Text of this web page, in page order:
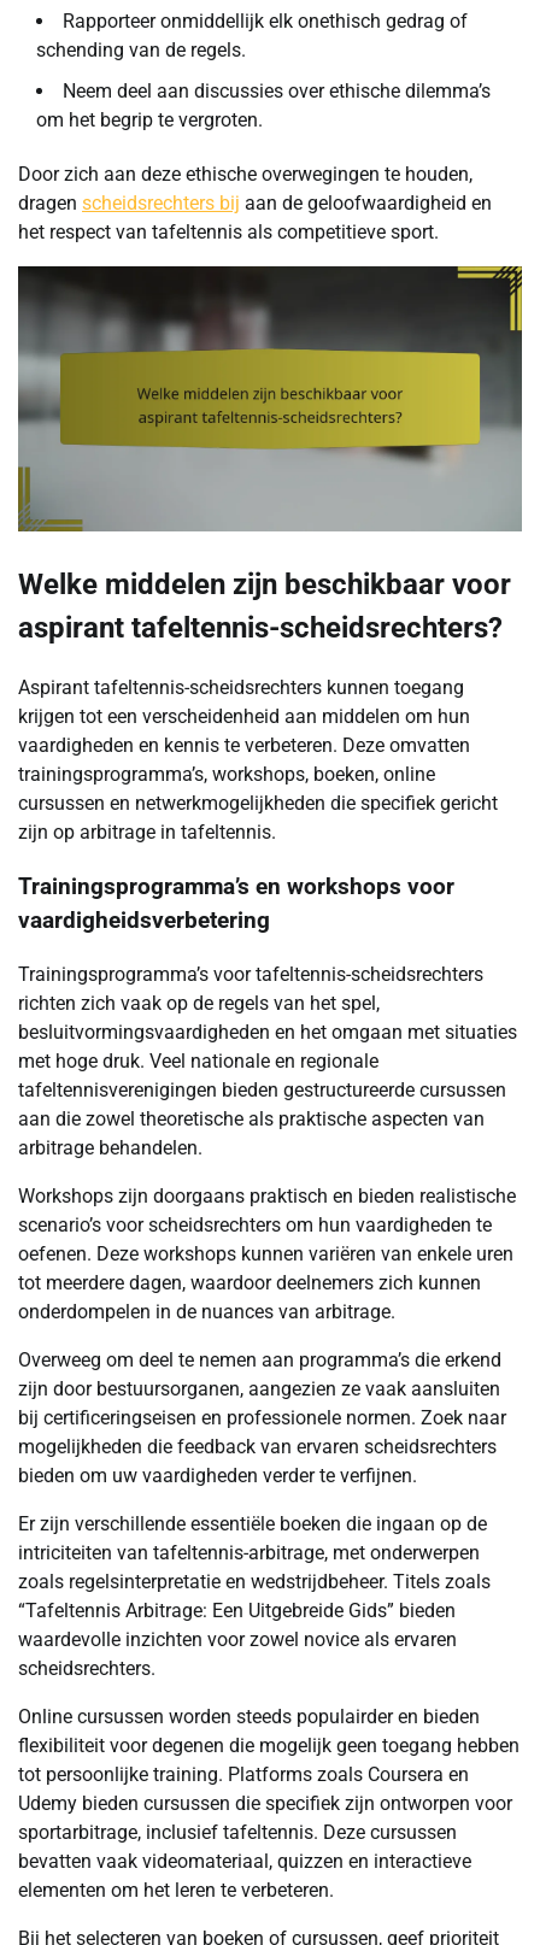
Rapporteer onmiddellijk elk onethisch gedrag of
schending van de regels.
Neem deel aan discussies over ethische dilemma’s
om het begrip te vergroten.
Door zich aan deze ethische overwegingen te houden,
dragen scheidsrechters bij aan de geloofwaardigheid en
het respect van tafeltennis als competitieve sport.
Welke middelen zijn beschikbaar voor
aspirant tafeltennis-scheidsrechters?
Aspirant tafeltennis-scheidsrechters kunnen toegang
krijgen tot een verscheidenheid aan middelen om hun
vaardigheden en kennis te verbeteren. Deze omvatten
trainingsprogramma’s, workshops, boeken, online
cursussen en netwerkmogelijkheden die specifiek gericht
zijn op arbitrage in tafeltennis.
Trainingsprogramma’s en workshops voor
vaardigheidsverbetering
Trainingsprogramma’s voor tafeltennis-scheidsrechters
richten zich vaak op de regels van het spel,
besluitvormingsvaardigheden en het omgaan met situaties
met hoge druk. Veel nationale en regionale
tafeltennisverenigingen bieden gestructureerde cursussen
aan die zowel theoretische als praktische aspecten van
arbitrage behandelen.
Workshops zijn doorgaans praktisch en bieden realistische
scenario’s voor scheidsrechters om hun vaardigheden te
oefenen. Deze workshops kunnen variëren van enkele uren
tot meerdere dagen, waardoor deelnemers zich kunnen
onderdompelen in de nuances van arbitrage.
Overweeg om deel te nemen aan programma’s die erkend
zijn door bestuursorganen, aangezien ze vaak aansluiten
bij certificeringseisen en professionele normen. Zoek naar
mogelijkheden die feedback van ervaren scheidsrechters
bieden om uw vaardigheden verder te verfijnen.
Er zijn verschillende essentiële boeken die ingaan op de
intriciteiten van tafeltennis-arbitrage, met onderwerpen
zoals regelsinterpretatie en wedstrijdbeheer. Titels zoals
“Tafeltennis Arbitrage: Een Uitgebreide Gids” bieden
waardevolle inzichten voor zowel novice als ervaren
scheidsrechters.
Online cursussen worden steeds populairder en bieden
flexibiliteit voor degenen die mogelijk geen toegang hebben
tot persoonlijke training. Platforms zoals Coursera en
Udemy bieden cursussen die specifiek zijn ontworpen voor
sportarbitrage, inclusief tafeltennis. Deze cursussen
bevatten vaak videomateriaal, quizzen en interactieve
elementen om het leren te verbeteren.
Bij het selecteren van boeken of cursussen, geef prioriteit